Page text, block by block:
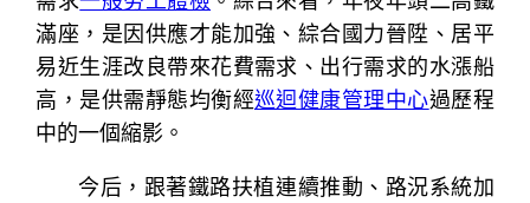
滿座，是因供應才能加強、綜合國力晉陞、居平
易近生涯改良帶來花費需求、出行需求的水漲船
高，是供需靜態均衡經巡迴健康管理中心過歷程
中的一個縮影。
今后，跟著鐵路扶植連續推動、路況系統加